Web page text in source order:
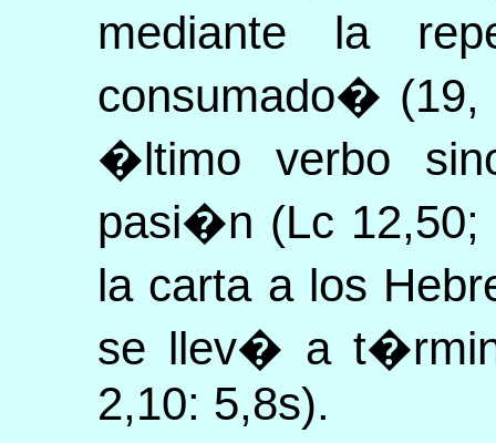
mediante la
consumado� (19,
�ltimo verbo
pasi�n (Lc
la carta a los
se llev� a
2,10: 5,8s).